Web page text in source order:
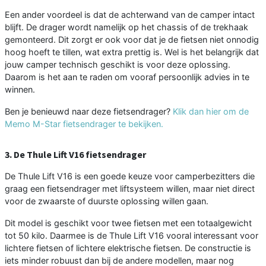
Een ander voordeel is dat de achterwand van de camper intact
blijft. De drager wordt namelijk op het chassis of de trekhaak
gemonteerd. Dit zorgt er ook voor dat je de fietsen niet onnodig
hoog hoeft te tillen, wat extra prettig is. Wel is het belangrijk dat
jouw camper technisch geschikt is voor deze oplossing.
Daarom is het aan te raden om vooraf persoonlijk advies in te
winnen.
Ben je benieuwd naar deze fietsendrager? Klik dan hier om de
Memo M-Star fietsendrager te bekijken.
3. De Thule Lift V16 fietsendrager
De Thule Lift V16 is een goede keuze voor camperbezitters die
graag een fietsendrager met liftsysteem willen, maar niet direct
voor de zwaarste of duurste oplossing willen gaan.
Dit model is geschikt voor twee fietsen met een totaalgewicht
tot 50 kilo. Daarmee is de Thule Lift V16 vooral interessant voor
lichtere fietsen of lichtere elektrische fietsen. De constructie is
iets minder robuust dan bij de andere modellen, maar nog